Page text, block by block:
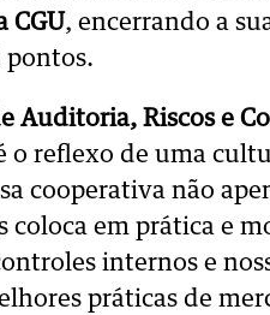
CGU, encerrando a
pontos.
Auditoria, Riscos e
o reflexo de uma
cooperativa não
coloca em prática e
internos e
práticas de